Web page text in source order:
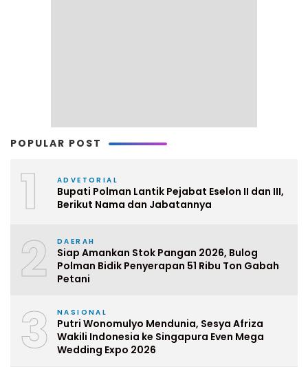
POPULAR POST
1 ADVETORIAL
Bupati Polman Lantik Pejabat Eselon II dan III,
Berikut Nama dan Jabatannya
2 DAERAH
Siap Amankan Stok Pangan 2026, Bulog
Polman Bidik Penyerapan 51 Ribu Ton Gabah
Petani
3 NASIONAL
Putri Wonomulyo Mendunia, Sesya Afriza
Wakili Indonesia ke Singapura Even Mega
Wedding Expo 2026